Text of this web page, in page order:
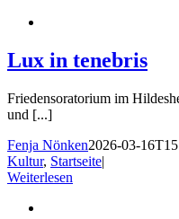
Lux in tenebris
Friedensoratorium im
und [...]
Fenja Nönken2026-03-
Kultur, Startseite|
Weiterlesen